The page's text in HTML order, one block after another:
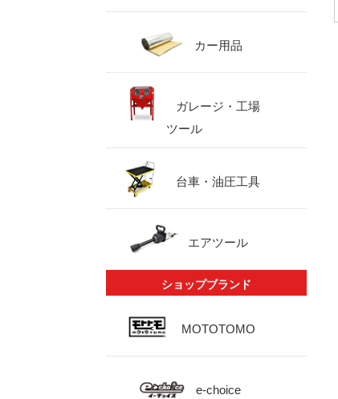
カー用品
ガレージ・工場
ツール
台車・油圧工具
エアツール
ショップブランド
MOTOTOMO
e-choice